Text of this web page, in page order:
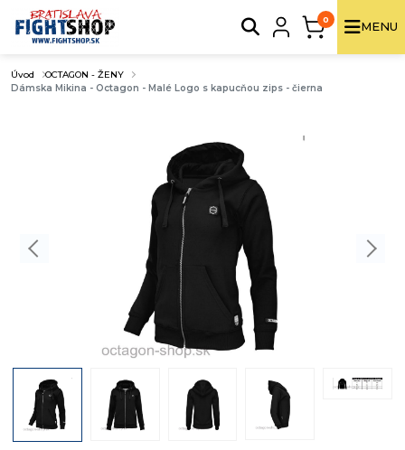
0
MENU
Úvod
OCTAGON - ŽENY
Dámska Mikina - Octagon - Malé Logo s kapucňou zips - čierna